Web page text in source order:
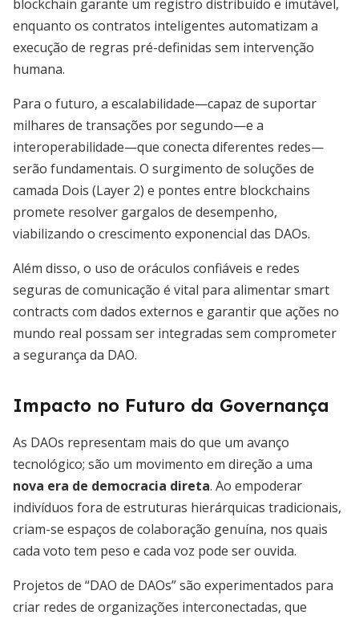
blockchain garante um registro distribuído e imutável,
enquanto os contratos inteligentes automatizam a
execução de regras pré-definidas sem intervenção
humana.
Para o futuro, a escalabilidade—capaz de suportar
milhares de transações por segundo—e a
interoperabilidade—que conecta diferentes redes—
serão fundamentais. O surgimento de soluções de
camada Dois (Layer 2) e pontes entre blockchains
promete resolver gargalos de desempenho,
viabilizando o crescimento exponencial das DAOs.
Além disso, o uso de oráculos confiáveis e redes
seguras de comunicação é vital para alimentar smart
contracts com dados externos e garantir que ações no
mundo real possam ser integradas sem comprometer
a segurança da DAO.
Impacto no Futuro da Governança
As DAOs representam mais do que um avanço
tecnológico; são um movimento em direção a uma
nova era de democracia direta. Ao empoderar
indivíduos fora de estruturas hierárquicas tradicionais,
criam-se espaços de colaboração genuína, nos quais
cada voto tem peso e cada voz pode ser ouvida.
Projetos de “DAO de DAOs” são experimentados para
criar redes de organizações interconectadas, que